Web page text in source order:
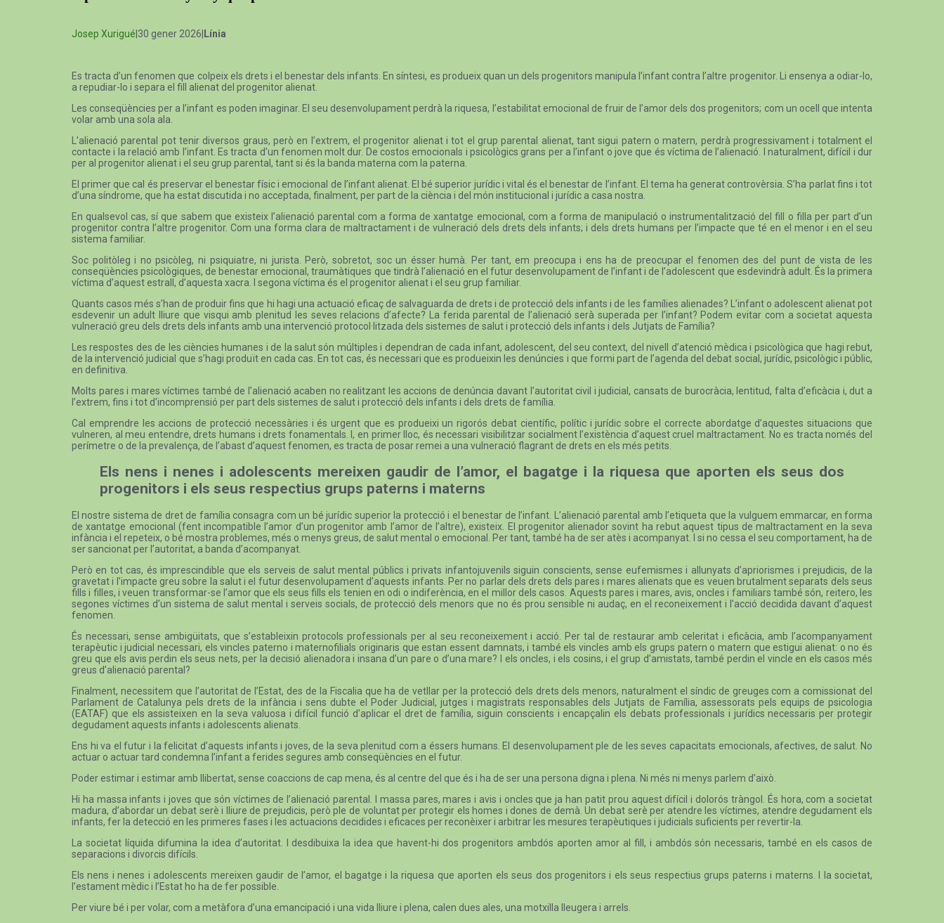
Josep Xurigué |30 gener 2026| Línia
Es tracta d’un fenomen que colpeix els drets i el benestar dels infants. En síntesi, es produeix quan un dels progenitors manipula l’infant contra l’altre progenitor. Li ensenya a odiar-lo,
a repudiar-lo i separa el fill alienat del progenitor alienat.
Les conseqüències per a l’infant es poden imaginar. El seu desenvolupament perdrà la riquesa, l’estabilitat emocional de fruir de l’amor dels dos progenitors; com un ocell que intenta
volar amb una sola ala.
L’alienació parental pot tenir diversos graus, però en l’extrem, el progenitor alienat i tot el grup parental alienat, tant sigui patern o matern, perdrà progressivament i totalment el
contacte i la relació amb l’infant. Es tracta d’un fenomen molt dur. De costos emocionals i psicològics grans per a l’infant o jove que és víctima de l’alienació. I naturalment, difícil i dur
per al progenitor alienat i el seu grup parental, tant si és la banda materna com la paterna.
El primer que cal és preservar el benestar físic i emocional de l’infant alienat. El bé superior jurídic i vital és el benestar de l’infant. El tema ha generat controvèrsia. S’ha parlat fins i tot
d’una síndrome, que ha estat discutida i no acceptada, finalment, per part de la ciència i del món institucional i jurídic a casa nostra.
En qualsevol cas, sí que sabem que existeix l’alienació parental com a forma de xantatge emocional, com a forma de manipulació o instrumentalització del fill o filla per part d’un
progenitor contra l’altre progenitor. Com una forma clara de maltractament i de vulneració dels drets dels infants; i dels drets humans per l’impacte que té en el menor i en el seu
sistema familiar.
Soc politòleg i no psicòleg, ni psiquiatre, ni jurista. Però, sobretot, soc un ésser humà. Per tant, em preocupa i ens ha de preocupar el fenomen des del punt de vista de les
conseqüències psicològiques, de benestar emocional, traumàtiques que tindrà l’alienació en el futur desenvolupament de l’infant i de l’adolescent que esdevindrà adult. És la primera
víctima d’aquest estrall, d’aquesta xacra. I segona víctima és el progenitor alienat i el seu grup familiar.
Quants casos més s’han de produir fins que hi hagi una actuació eficaç de salvaguarda de drets i de protecció dels infants i de les famílies alienades? L’infant o adolescent alienat pot
esdevenir un adult lliure que visqui amb plenitud les seves relacions d’afecte? La ferida parental de l’alienació serà superada per l’infant? Podem evitar com a societat aquesta
vulneració greu dels drets dels infants amb una intervenció protocol·litzada dels sistemes de salut i protecció dels infants i dels Jutjats de Família?
Les respostes des de les ciències humanes i de la salut són múltiples i dependran de cada infant, adolescent, del seu context, del nivell d’atenció mèdica i psicològica que hagi rebut,
de la intervenció judicial que s’hagi produït en cada cas. En tot cas, és necessari que es produeixin les denúncies i que formi part de l’agenda del debat social, jurídic, psicològic i públic,
en definitiva.
Molts pares i mares víctimes també de l’alienació acaben no realitzant les accions de denúncia davant l’autoritat civil i judicial, cansats de burocràcia, lentitud, falta d’eficàcia i, dut a
l’extrem, fins i tot d’incomprensió per part dels sistemes de salut i protecció dels infants i dels drets de família.
Cal emprendre les accions de protecció necessàries i és urgent que es produeixi un rigorós debat científic, polític i jurídic sobre el correcte abordatge d’aquestes situacions que
vulneren, al meu entendre, drets humans i drets fonamentals. I, en primer lloc, és necessari visibilitzar socialment l’existència d’aquest cruel maltractament. No es tracta només del
perímetre o de la prevalença, de l’abast d’aquest fenomen, es tracta de posar remei a una vulneració flagrant de drets en els més petits.
Els nens i nenes i adolescents mereixen gaudir de l’amor, el bagatge i la riquesa que aporten els seus dos
progenitors i els seus respectius grups paterns i materns
El nostre sistema de dret de família consagra com un bé jurídic superior la protecció i el benestar de l’infant. L’alienació parental amb l’etiqueta que la vulguem emmarcar, en forma
de xantatge emocional (fent incompatible l’amor d’un progenitor amb l’amor de l’altre), existeix. El progenitor alienador sovint ha rebut aquest tipus de maltractament en la seva
infància i el repeteix, o bé mostra problemes, més o menys greus, de salut mental o emocional. Per tant, també ha de ser atès i acompanyat. I si no cessa el seu comportament, ha de
ser sancionat per l’autoritat, a banda d’acompanyat.
Però en tot cas, és imprescindible que els serveis de salut mental públics i privats infantojuvenils siguin conscients, sense eufemismes i allunyats d’apriorismes i prejudicis, de la
gravetat i l’impacte greu sobre la salut i el futur desenvolupament d’aquests infants. Per no parlar dels drets dels pares i mares alienats que es veuen brutalment separats dels seus
fills i filles, i veuen transformar-se l’amor que els seus fills els tenien en odi o indiferència, en el millor dels casos. Aquests pares i mares, avis, oncles i familiars també són, reitero, les
segones víctimes d’un sistema de salut mental i serveis socials, de protecció dels menors que no és prou sensible ni audaç, en el reconeixement i l’acció decidida davant d’aquest
fenomen.
És necessari, sense ambigüitats, que s’estableixin protocols professionals per al seu reconeixement i acció. Per tal de restaurar amb celeritat i eficàcia, amb l’acompanyament
terapèutic i judicial necessari, els vincles paterno i maternofilials originaris que estan essent damnats, i també els vincles amb els grups patern o matern que estigui alienat: o no és
greu que els avis perdin els seus nets, per la decisió alienadora i insana d’un pare o d’una mare? I els oncles, i els cosins, i el grup d’amistats, també perdin el vincle en els casos més
greus d’alienació parental?
Finalment, necessitem que l’autoritat de l’Estat, des de la Fiscalia que ha de vetllar per la protecció dels drets dels menors, naturalment el síndic de greuges com a comissionat del
Parlament de Catalunya pels drets de la infància i sens dubte el Poder Judicial, jutges i magistrats responsables dels Jutjats de Família, assessorats pels equips de psicologia
(EATAF) que els assisteixen en la seva valuosa i difícil funció d’aplicar el dret de família, siguin conscients i encapçalin els debats professionals i jurídics necessaris per protegir
degudament aquests infants i adolescents alienats.
Ens hi va el futur i la felicitat d’aquests infants i joves, de la seva plenitud com a éssers humans. El desenvolupament ple de les seves capacitats emocionals, afectives, de salut. No
actuar o actuar tard condemna l’infant a ferides segures amb conseqüències en el futur.
Poder estimar i estimar amb llibertat, sense coaccions de cap mena, és al centre del que és i ha de ser una persona digna i plena. Ni més ni menys parlem d’això.
Hi ha massa infants i joves que són víctimes de l’alienació parental. I massa pares, mares i avis i oncles que ja han patit prou aquest difícil i dolorós tràngol. És hora, com a societat
madura, d’abordar un debat serè i lliure de prejudicis, però ple de voluntat per protegir els homes i dones de demà. Un debat serè per atendre les víctimes, atendre degudament els
infants, fer la detecció en les primeres fases i les actuacions decidides i eficaces per reconèixer i arbitrar les mesures terapèutiques i judicials suficients per revertir-la.
La societat líquida difumina la idea d’autoritat. I desdibuixa la idea que havent-hi dos progenitors ambdós aporten amor al fill, i ambdós són necessaris, també en els casos de
separacions i divorcis difícils.
Els nens i nenes i adolescents mereixen gaudir de l’amor, el bagatge i la riquesa que aporten els seus dos progenitors i els seus respectius grups paterns i materns. I la societat,
l’estament mèdic i l’Estat ho ha de fer possible.
Per viure bé i per volar, com a metàfora d’una emancipació i una vida lliure i plena, calen dues ales, una motxilla lleugera i arrels.